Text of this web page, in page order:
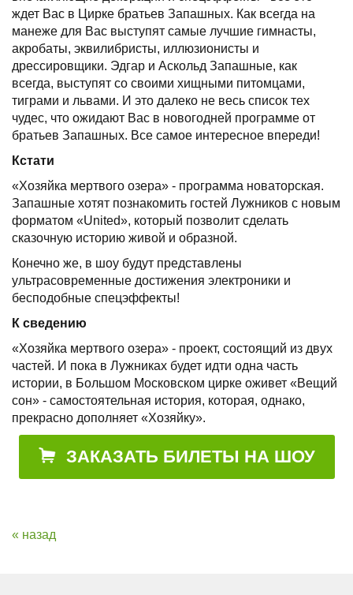
ждет Вас в Цирке братьев Запашных. Как всегда на
манеже для Вас выступят самые лучшие гимнасты,
акробаты, эквилибристы, иллюзионисты и
дрессировщики. Эдгар и Аскольд Запашные, как
всегда, выступят со своими хищными питомцами,
тиграми и львами. И это далеко не весь список тех
чудес, что ожидают Вас в новогодней программе от
братьев Запашных. Все самое интересное впереди!
Кстати
«Хозяйка мертвого озера» - программа новаторская.
Запашные хотят познакомить гостей Лужников с новым
форматом «United», который позволит сделать
сказочную историю живой и образной.
Конечно же, в шоу будут представлены
ультрасовременные достижения электроники и
бесподобные спецэффекты!
К сведению
«Хозяйка мертвого озера» - проект, состоящий из двух
частей. И пока в Лужниках будет идти одна часть
истории, в Большом Московском цирке оживет «Вещий
сон» - самостоятельная история, которая, однако,
прекрасно дополняет «Хозяйку».
ЗАКАЗАТЬ БИЛЕТЫ НА ШОУ
« назад